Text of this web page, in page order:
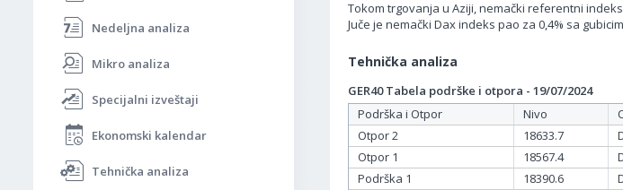
Nedeljna analiza
Mikro analiza
Specijalni izveštaji
Ekonomski kalendar
Tehnička analiza
Tokom trgovanja u Aziji, nemački referentni
Juče je nemački Dax indeks pao za 0,4% sa
Tehnička analiza
GER40 Tabela podrške i otpora - 19/07/2024
Podrška i Otpor
Nivo
Otpor 2
18633.7
Otpor 1
18567.4
Podrška 1
18390.6